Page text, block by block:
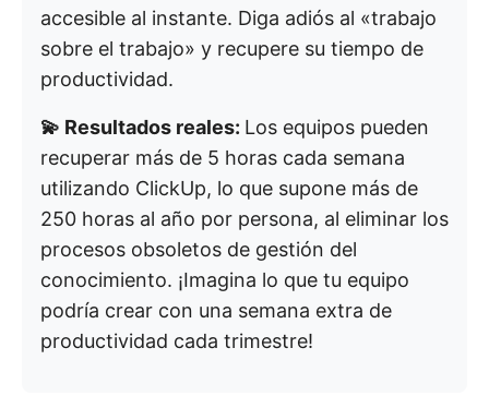
accesible al instante. Diga adiós al «trabajo
sobre el trabajo» y recupere su tiempo de
productividad.
💫 Resultados reales: Los equipos pueden
recuperar más de 5 horas cada semana
utilizando ClickUp, lo que supone más de
250 horas al año por persona, al eliminar los
procesos obsoletos de gestión del
conocimiento. ¡Imagina lo que tu equipo
podría crear con una semana extra de
productividad cada trimestre!